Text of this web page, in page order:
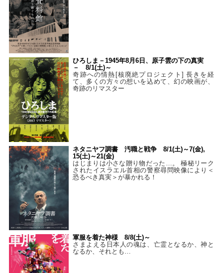
ひろしま－1945年8月6日、原子雲の下の真実
－ 8/1(土)～
奇跡への情熱[核廃絶プロジェクト] 長きを経
て、多くの方々の想いを込めて、幻の映画が、
奇跡のリマスター
ネタニヤフ調書 汚職と戦争 8/1(土)～7(金),
15(土)～21(金)
はじまりは小さな贈り物だった…。 極秘リーク
されたイスラエル首相の警察尋問映像により＜
恐るべき真実＞が暴かれる！
軍服を着た神様 8/8(土)～
さまよえる日本人の魂は、亡霊となるか、神と
なるか、それとも…